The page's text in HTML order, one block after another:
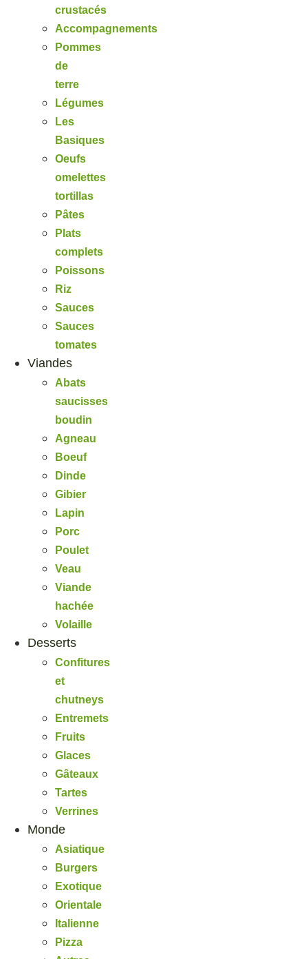
crustacés
Accompagnements
Pommes
de
terre
Légumes
Les
Basiques
Oeufs
omelettes
tortillas
Pâtes
Plats
complets
Poissons
Riz
Sauces
Sauces
tomates
Viandes
Abats
saucisses
boudin
Agneau
Boeuf
Dinde
Gibier
Lapin
Porc
Poulet
Veau
Viande
hachée
Volaille
Desserts
Confitures
et
chutneys
Entremets
Fruits
Glaces
Gâteaux
Tartes
Verrines
Monde
Asiatique
Burgers
Exotique
Orientale
Italienne
Pizza